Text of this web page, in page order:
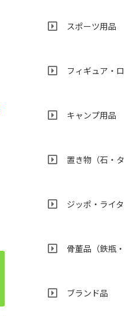
スポーツ用品
フィギュア・
キャンプ用品
置き物（石・
ジッポ・ライ
骨董品（鉄瓶
ブランド品